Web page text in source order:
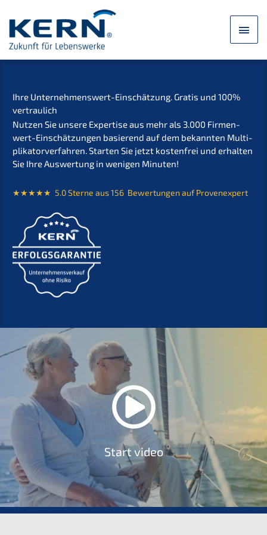
content
main
Ihre Unter­neh­mens­wert-Einschät­zung. Gratis und 100%
vertraulich
Nutzen Sie unsere Exper­ti­se aus mehr als 3.000 Firmen­
wert-Einschät­zun­gen basie­rend auf dem bekann­ten Multi­
pli­ka­tor­ver­fah­ren. Starten Sie jetzt kosten­frei und erhal­ten
Sie Ihre Auswer­tung in wenigen Minuten!
★★★★★ 5.0 Sterne aus 156 Bewer­tun­gen auf Provenexpert
Start video